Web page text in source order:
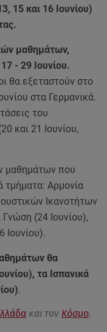
15 και 16 Ιουνίου)
μαθημάτων,
- 29 Ιουνίου.
θα εξεταστούν στο
στα Γερμανικά.
του
και 21 Ιουνίου,
μαθημάτων που
τμήματα: Αρμονία
Ικανοτήτων
(24 Ιουνίου),
Ιουνίου).
θα
τα Ισπανικά
.
και τον Κόσμο.